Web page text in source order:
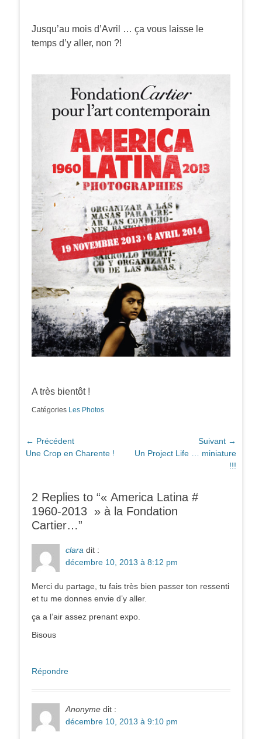
Jusqu’au mois d’Avril … ça vous laisse le
temps d’y aller, non ?!
A très bientôt !
Catégories Les Photos
Navigation
de
← Précédent
Article
Une Crop en Charente !
Suivant →
Article
Un Project Life … miniature
!!!
2 Replies to “« America Latina #
1960-2013 » à la Fondation
Cartier…”
clara dit :
décembre 10, 2013 à 8:12 pm
Merci du partage, tu fais très bien passer ton ressenti
et tu me donnes envie d’y aller.
ça a l’air assez prenant expo.
Bisous
Répondre
Anonyme dit :
décembre 10, 2013 à 9:10 pm